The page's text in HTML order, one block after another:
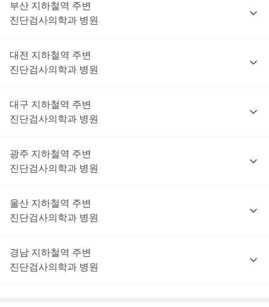
부산 지하철역 주변
진단검사의학과 병원
대전 지하철역 주변
진단검사의학과 병원
대구 지하철역 주변
진단검사의학과 병원
광주 지하철역 주변
진단검사의학과 병원
울산 지하철역 주변
진단검사의학과 병원
경남 지하철역 주변
진단검사의학과 병원